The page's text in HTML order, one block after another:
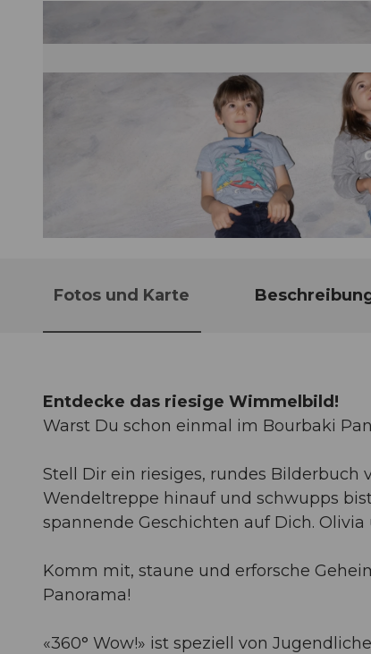
Fotos und Karte
Entdecke das riesige Wimmelbild!
Warst Du schon einmal im Bourbaki
Stell Dir ein riesiges, rundes Bilderbuch
Wendeltreppe hinauf und schwupps
spannende Geschichten auf Dich.
Komm mit, staune und erforsche
Panorama!
«360° Wow!» ist speziell von